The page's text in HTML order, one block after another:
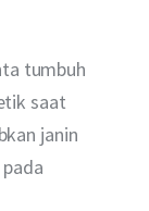
tumbuh
saat
janin